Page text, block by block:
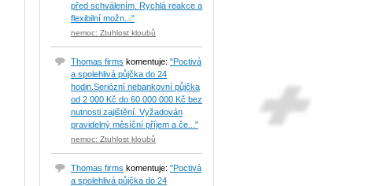
před schválením. Rychlá reakce a
flexibilní možn..."
nemoc: Ztuhlost kloubů
Thomas firms komentuje: "Poctivá
a spolehlivá půjčka do 24
hodin.Seriózní nebankovní půjčka
od 2 000 Kč do 60 000 000 Kč bez
nutnosti zajištění. Vyžadován
pravidelný měsíční příjem a če..."
nemoc: Ztuhlost kloubů
Thomas firms komentuje: "Poctivá
a spolehlivá půjčka do 24